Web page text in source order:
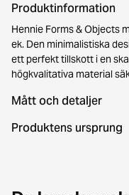
Produktinformation
Hennie Forms & Objects
ek. Den minimalistiska
ett perfekt tillskott i en
högkvalitativa material
Mått och detaljer
Produktens ursprung